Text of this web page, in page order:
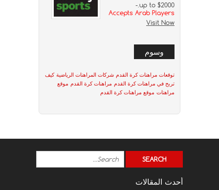
up to $2000.-
Accepts Arab Players
Visit Now
وسوم
توقعات مراهنات كرة القدم شركات المراهنات الرياضية كيف
تربح في مراهنات كرة القدم مراهنات كرة القدم موقع
مراهنات موقع مراهنات كرة القدم
أحدث المقالات